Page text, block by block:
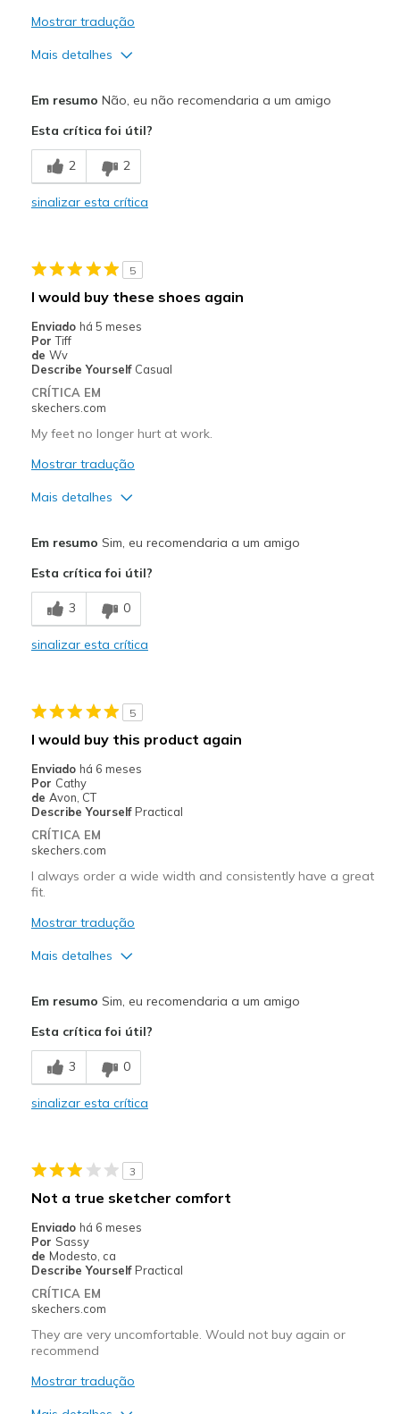
Mostrar tradução
Mais detalhes
Sizing
Feels full size too small
View On Shoes
Shoes are for Wearing
Em resumo Não, eu não recomendaria a um amigo
Esta crítica foi útil?
2 2
sinalizar esta crítica
5
I would buy these shoes again
Enviado há 5 meses
Por Tiff
de Wv
Describe Yourself Casual
CRÍTICA EM
skechers.com
My feet no longer hurt at work.
Mostrar tradução
Mais detalhes
Comfortable
Durable
Casual Wear
Width
Sizing
Feels true to size
View On Shoes
Em resumo Sim, eu recomendaria a um amigo
Esta crítica foi útil?
3 0
sinalizar esta crítica
5
I would buy this product again
Enviado há 6 meses
Por Cathy
de Avon, CT
Describe Yourself Practical
CRÍTICA EM
skechers.com
I always order a wide width and consistently have a great
fit.
Mostrar tradução
Mais detalhes
Melhores utilizações
Casual Wear
Travel
Sizing
Feels true to size
View On Shoes
Shoes are for Wearing
Em resumo Sim, eu recomendaria a um amigo
Esta crítica foi útil?
3 0
sinalizar esta crítica
3
Not a true sketcher comfort
Enviado há 6 meses
Por Sassy
de Modesto, ca
Describe Yourself Practical
CRÍTICA EM
skechers.com
They are very uncomfortable. Would not buy again or
recommend
Mostrar tradução